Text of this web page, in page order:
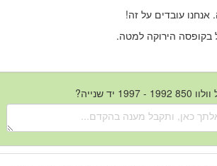
עובדים על זה!
בקופסה הירוקה למטה.
יד שנייה?